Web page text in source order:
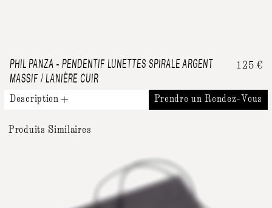
PHIL PANZA - PENDENTIF LUNETTES SPIRALE ARGENT
MASSIF / LANIÈRE CUIR
Description
125 €
Prendre un Rendez-Vous
Produits Similaires